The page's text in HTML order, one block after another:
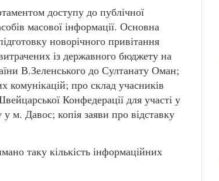
доступу до публічної
масової інформації. Основна
новорічного привітання
із державного бюджету на
В.Зеленського до Султанату Оман;
комунікацій; про склад учасників
Конфедерації для участі у
м. Давос; копія заяви про відставку
таку кількість інформаційних